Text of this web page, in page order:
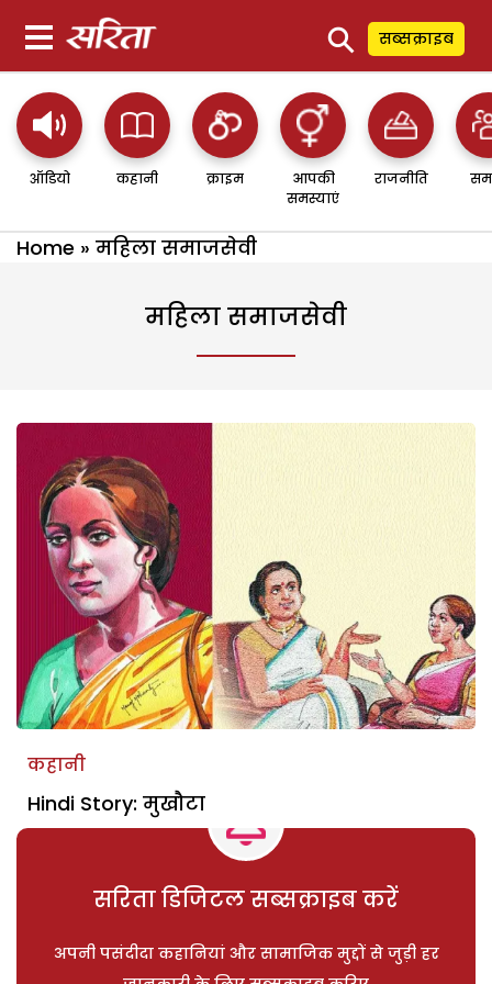
⚲ सब्सक्राइब
ऑडियो कहानी क्राइम
आपकी
समस्याएं
राजनीति
Home » महिला समाजसेवी
महिला समाजसेवी
कहानी
Hindi Story: मुखौटा
सरिता डिजिटल सब्सक्राइब करें
अपनी पसंदीदा कहानियां और सामाजिक मुद्दों से जुड़ी हर